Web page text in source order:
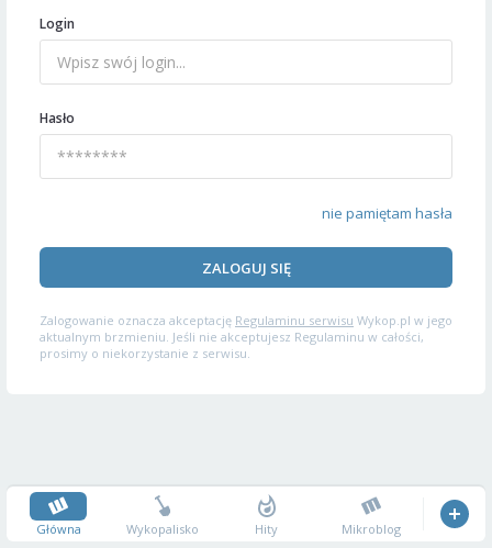
Login
Hasło
nie pamiętam hasła
ZALOGUJ SIĘ
Zalogowanie oznacza akceptację Regulaminu serwisu Wykop.pl w jego
aktualnym brzmieniu. Jeśli nie akceptujesz Regulaminu w całości,
prosimy o niekorzystanie z serwisu.
Główna Wykopalisko Hity Mikroblog